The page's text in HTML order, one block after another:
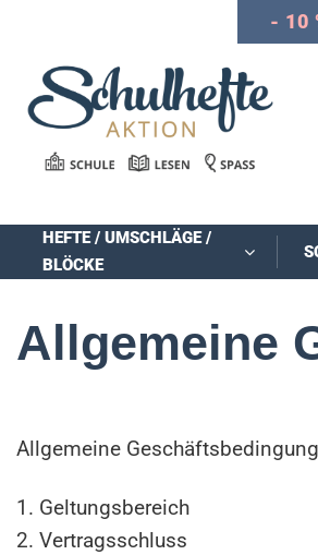
springen
- 10
HEFTE / UMSCHLÄGE /
BLÖCKE
Allgemeine
Allgemeine
1. Geltungsbereich
2. Vertragsschluss